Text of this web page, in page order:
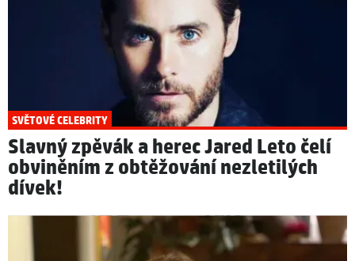
SVĚTOVÉ CELEBRITY
Slavný zpěvák a herec Jared Leto čelí
obviněním z obtěžování nezletilých
dívek!